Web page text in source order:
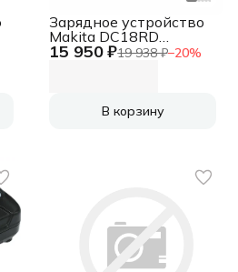
15 950 ₽19 938 ₽−20%
Зарядное устройство
Makita DC18RD
(196941-7)
В корзину